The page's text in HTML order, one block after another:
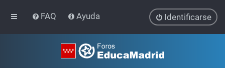
FAQ Ayuda Identificarse